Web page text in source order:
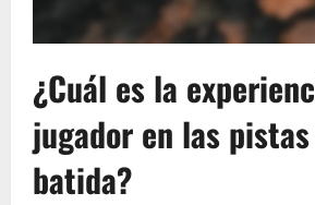
¿Cuál es la
jugador en las
batida?